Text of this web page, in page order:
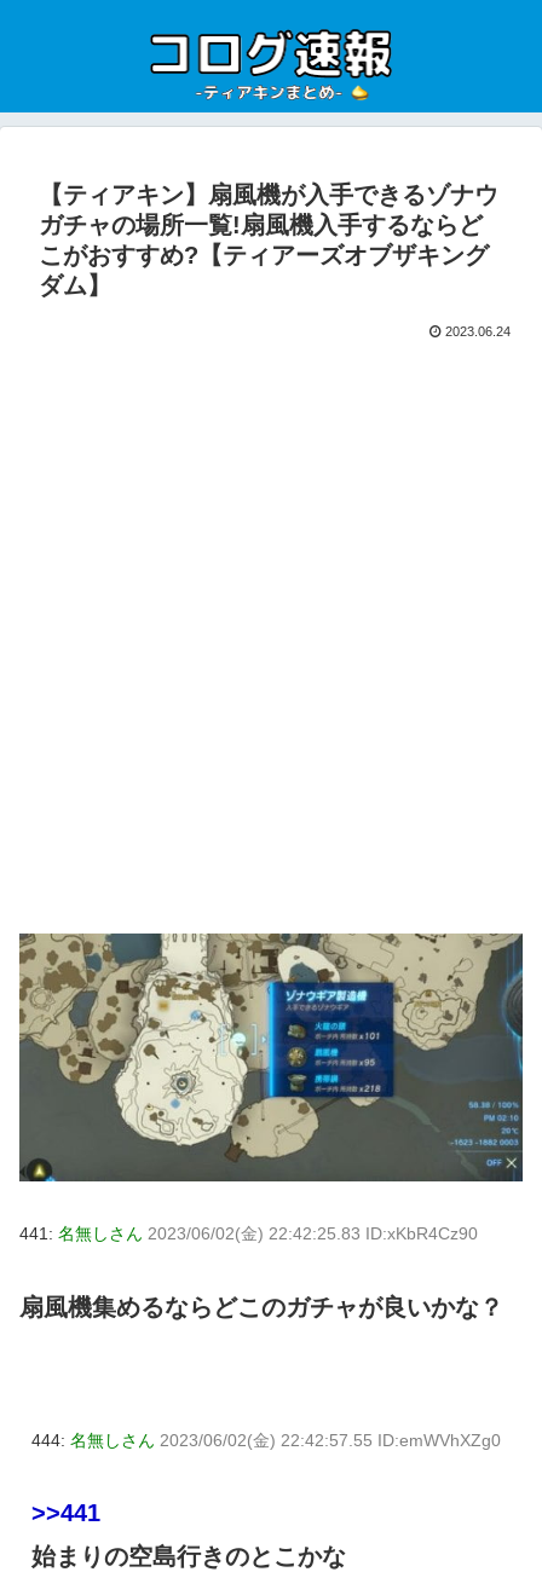
【ティアキン】扇風機が入手できるゾナウ
ガチャの場所一覧!扇風機入手するならど
こがおすすめ?【ティアーズオブザキング
ダム】
2023.06.24
441: 名無しさん 2023/06/02(金) 22:42:25.83 ID:xKbR4Cz90
扇風機集めるならどこのガチャが良いかな？
444: 名無しさん 2023/06/02(金) 22:42:57.55 ID:emWVhXZg0
>>441
始まりの空島行きのとこかな